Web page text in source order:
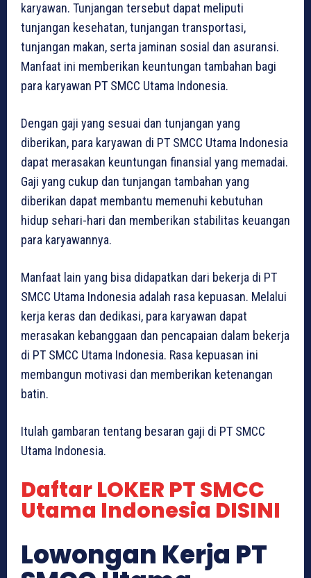
karyawan. Tunjangan tersebut dapat meliputi
tunjangan kesehatan, tunjangan transportasi,
tunjangan makan, serta jaminan sosial dan asuransi.
Manfaat ini memberikan keuntungan tambahan bagi
para karyawan PT SMCC Utama Indonesia.
Dengan gaji yang sesuai dan tunjangan yang
diberikan, para karyawan di PT SMCC Utama Indonesia
dapat merasakan keuntungan finansial yang memadai.
Gaji yang cukup dan tunjangan tambahan yang
diberikan dapat membantu memenuhi kebutuhan
hidup sehari-hari dan memberikan stabilitas keuangan
para karyawannya.
Manfaat lain yang bisa didapatkan dari bekerja di PT
SMCC Utama Indonesia adalah rasa kepuasan. Melalui
kerja keras dan dedikasi, para karyawan dapat
merasakan kebanggaan dan pencapaian dalam bekerja
di PT SMCC Utama Indonesia. Rasa kepuasan ini
membangun motivasi dan memberikan ketenangan
batin.
Itulah gambaran tentang besaran gaji di PT SMCC
Utama Indonesia.
Daftar LOKER PT SMCC
Utama Indonesia DISINI
Lowongan Kerja PT